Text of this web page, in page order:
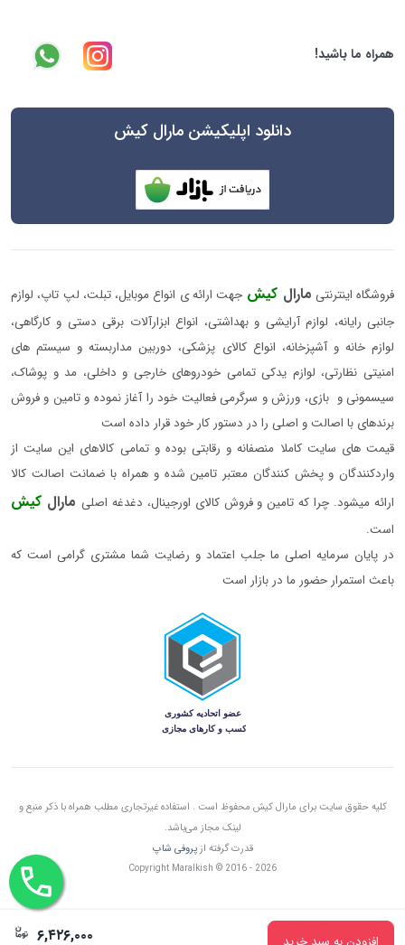
۶,۴۲۶,۰۰۰
همراه ما باشید!
دانلود اپلیکیشن مارال کیش
فروشگاه اینترنتی مارال کیش جهت ارائه ی انواع موبایل، تبلت، لپ تاپ، لوازم
جانبی رایانه، لوازم آرایشی و بهداشتی، انواع ابزارآلات برقی دستی و کارگاهی،
لوازم خانه و آشپزخانه، انواع کالای پزشکی، دوربین مداربسته و سیستم های
امنیتی نظارتی، لوازم یدکی تمامی خودروهای خارجی و داخلی، مد و پوشاک،
سیسمونی و بازی، ورزش و سرگرمی فعالیت خود را آغاز نموده و تامین و فروش
برندهای با اصالت و اصلی را در دستور کار خود قرار داده است
قیمت های سایت کاملا منصفانه و رقابتی بوده و تمامی کالاهای این سایت از
واردکنندگان و پخش کنندگان معتبر تامین شده و همراه با ضمانت اصالت کالا
ارائه میشود. چرا که تامین و فروش کالای اورجینال، دغدغه اصلی مارال کیش
است.
در پایان سرمایه اصلی ما جلب اعتماد و رضایت شما مشتری گرامی است که
باعث استمرار حضور ما در بازار است
کلیه حقوق سایت برای مارال کیش محفوظ است . استفاده غیرتجاری مطلب همراه با ذکر منبع و
لینک مجاز می‌باشد.
قدرت گرفته ازپروفی شاپ
Copyright Maralkish © 2016 - 2026